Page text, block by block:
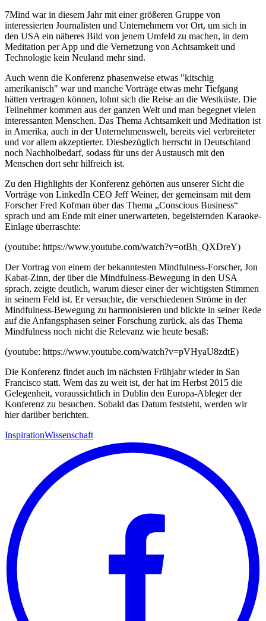
7Mind war in diesem Jahr mit einer größeren Gruppe von
interessierten Journalisten und Unternehmern vor Ort, um sich in
den USA ein näheres Bild von jenem Umfeld zu machen, in dem
Meditation per App und die Vernetzung von Achtsamkeit und
Technologie kein Neuland mehr sind.
Auch wenn die Konferenz phasenweise etwas "kitschig
amerikanisch" war und manche Vorträge etwas mehr Tiefgang
hätten vertragen können, lohnt sich die Reise an die Westküste. Die
Teilnehmer kommen aus der ganzen Welt und man begegnet vielen
interessanten Menschen. Das Thema Achtsamkeit und Meditation ist
in Amerika, auch in der Unternehmenswelt, bereits viel verbreiteter
und vor allem akzeptierter. Diesbezüglich herrscht in Deutschland
noch Nachholbedarf, sodass für uns der Austausch mit den
Menschen dort sehr hilfreich ist.
Zu den Highlights der Konferenz gehörten aus unserer Sicht die
Vorträge von LinkedIn CEO Jeff Weiner, der gemeinsam mit dem
Forscher Fred Kofman über das Thema „Conscious Business“
sprach und am Ende mit einer unerwarteten, begeisternden Karaoke-
Einlage überraschte:
(youtube: https://www.youtube.com/watch?v=otBh_QXDreY)
Der Vortrag von einem der bekanntesten Mindfulness-Forscher, Jon
Kabat-Zinn, der über die Mindfulness-Bewegung in den USA
sprach, zeigte deutlich, warum dieser einer der wichtigsten Stimmen
in seinem Feld ist. Er versuchte, die verschiedenen Ströme in der
Mindfulness-Bewegung zu harmonisieren und blickte in seiner Rede
auf die Anfangsphasen seiner Forschung zurück, als das Thema
Mindfulness noch nicht die Relevanz wie heute besaß:
(youtube: https://www.youtube.com/watch?v=pVHyaU8zdtE)
Die Konferenz findet auch im nächsten Frühjahr wieder in San
Francisco statt. Wem das zu weit ist, der hat im Herbst 2015 die
Gelegenheit, voraussichtlich in Dublin den Europa-Ableger der
Konferenz zu besuchen. Sobald das Datum feststeht, werden wir
hier darüber berichten.
InspirationWissenschaft